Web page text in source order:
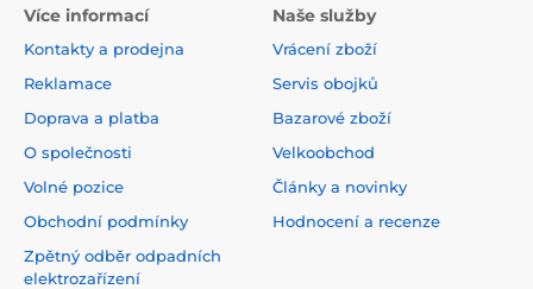
Více informací
Kontakty a prodejna
Reklamace
Doprava a platba
O společnosti
Volné pozice
Obchodní podmínky
Zpětný odběr odpadních
elektrozařízení
Naše služby
Vrácení zboží
Servis obojků
Bazarové zboží
Velkoobchod
Články a novinky
Hodnocení a recenze